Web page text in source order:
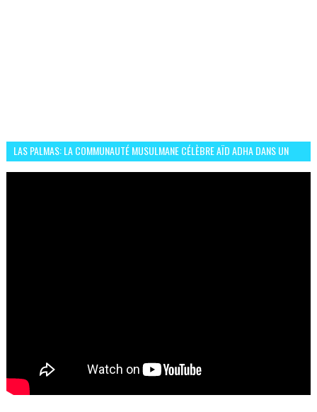
LAS PALMAS: LA COMMUNAUTÉ MUSULMANE CÉLÈBRE AÏD ADHA DANS UN